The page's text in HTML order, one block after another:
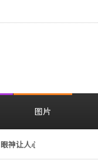
图片
眼神让人心动，美貌闪耀